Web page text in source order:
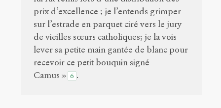
prix d’excellence ; je l’entends grimper
sur l’estrade en parquet ciré vers le jury
de vieilles sœurs catholiques; je la vois
lever sa petite main gantée de blanc pour
recevoir ce petit bouquin signé
Camus » 6 .